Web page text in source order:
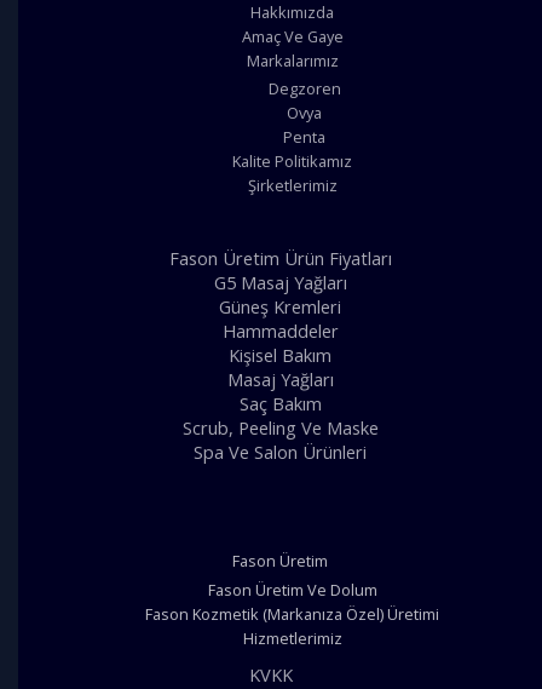
Hakkımızda
Amaç Ve Gaye
Markalarımız
Degzoren
Ovya
Penta
Kalite Politikamız
Şirketlerimiz
Fason Üretim Ürün Fiyatları
G5 Masaj Yağları
Güneş Kremleri
Hammaddeler
Kişisel Bakım
Masaj Yağları
Saç Bakım
Scrub, Peeling Ve Maske
Spa Ve Salon Ürünleri
Fason Üretim
Fason Üretim Ve Dolum
Fason Kozmetik (Markanıza Özel) Üretimi
Hizmetlerimiz
KVKK